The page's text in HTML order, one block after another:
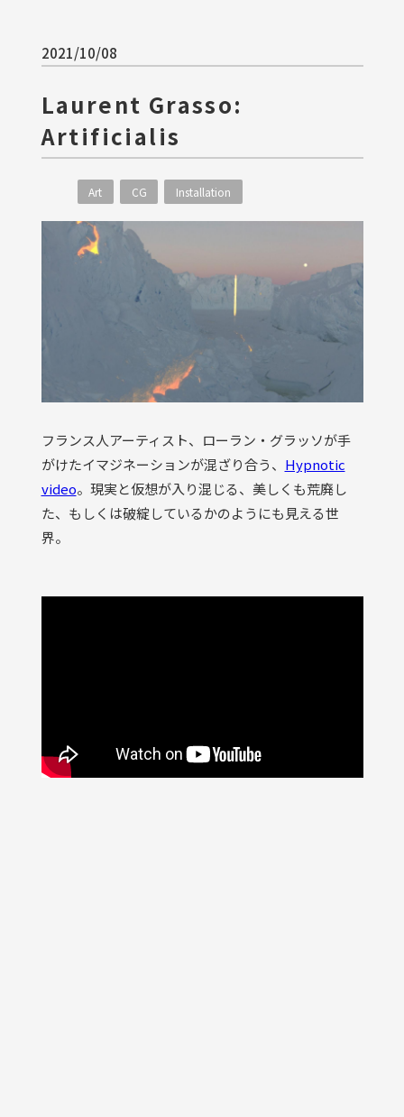
2021/10/08
Laurent Grasso:
Artificialis
Art CG Installation
フランス人アーティスト、ローラン・グラッソが手
がけたイマジネーションが混ざり合う、 Hypnotic
video。現実と仮想が入り混じる、美しくも荒廃し
た、もしくは破綻しているかのようにも見える世
界。